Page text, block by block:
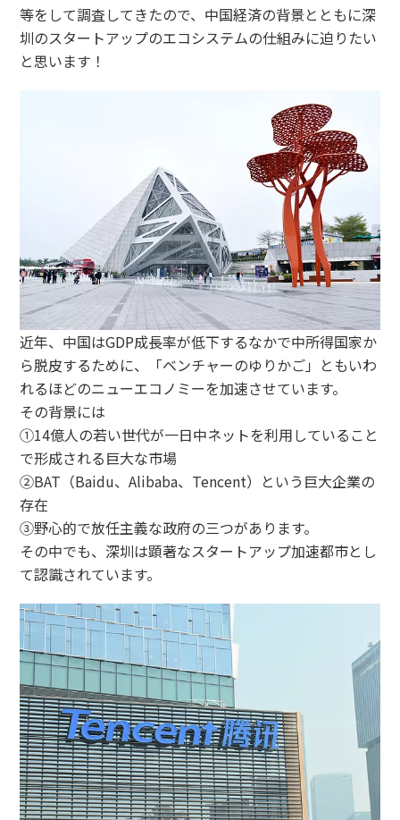
等をして調査してきたので、中国経済の背景とともに深
圳のスタートアップのエコシステムの仕組みに迫りたい
と思います！
近年、中国はGDP成長率が低下するなかで中所得国家か
ら脱皮するために、「ベンチャーのゆりかご」ともいわ
れるほどのニューエコノミーを加速させています。
その背景には
①14億人の若い世代が一日中ネットを利用していること
で形成される巨大な市場
②BAT（Baidu、Alibaba、Tencent）という巨大企業の
存在
③野心的で放任主義な政府の三つがあります。
その中でも、深圳は顕著なスタートアップ加速都市とし
て認識されています。